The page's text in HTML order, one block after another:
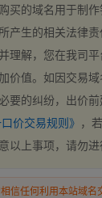
买的域名用于制
产生的相关法律责
理解，您在我司
价值。如因交易
要的纠纷，出价
口价交易规则》 ，
以上事项，请勿
信任何利用本站域